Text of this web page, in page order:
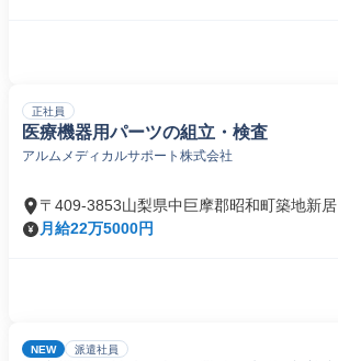
正社員
医療機器用パーツの組立・検査
アルムメディカルサポート株式会社
〒409-3853山梨県中巨摩郡昭和町築地新居
月給22万5000円
NEW 派遣社員